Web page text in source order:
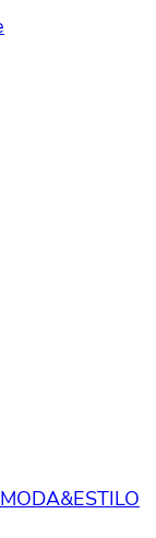
MODA&ESTILO